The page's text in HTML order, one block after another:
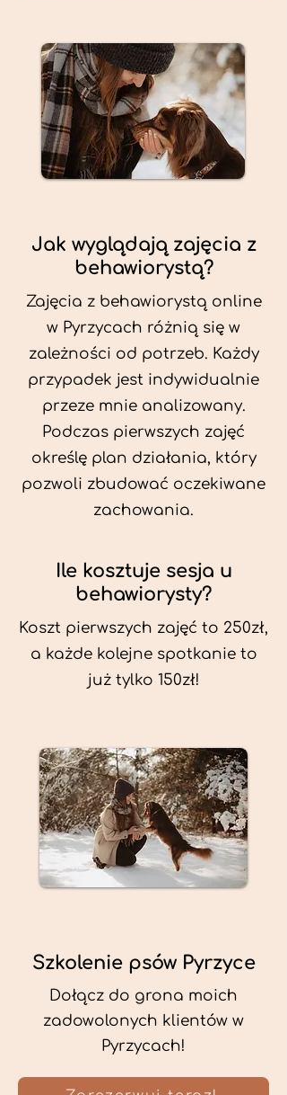
Jak wyglądają zajęcia z
behawiorystą?
Zajęcia z behawiorystą online
w Pyrzycach różnią się w
zależności od potrzeb. Każdy
przypadek jest indywidualnie
przeze mnie analizowany.
Podczas pierwszych zajęć
określę plan działania, który
pozwoli zbudować oczekiwane
zachowania.
Ile kosztuje sesja u
behawiorysty?
Koszt pierwszych zajęć to 250zł,
a każde kolejne spotkanie to
już tylko 150zł!
Szkolenie psów Pyrzyce
Dołącz do grona moich
zadowolonych klientów w
Pyrzycach!